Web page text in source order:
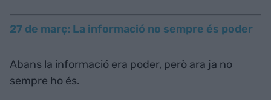
27 de març: La informació no sempre és poder
Abans la informació era poder, però ara ja no
sempre ho és.